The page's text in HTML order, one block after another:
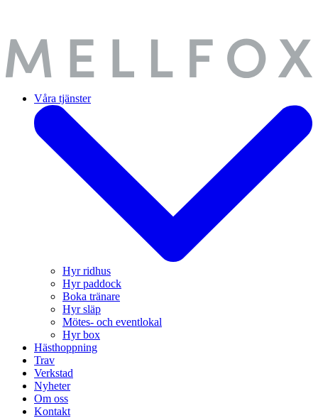
Våra tjänster
Hyr ridhus
Hyr paddock
Boka tränare
Hyr släp
Mötes- och eventlokal
Hyr box
Hästhoppning
Trav
Verkstad
Nyheter
Om oss
Kontakt